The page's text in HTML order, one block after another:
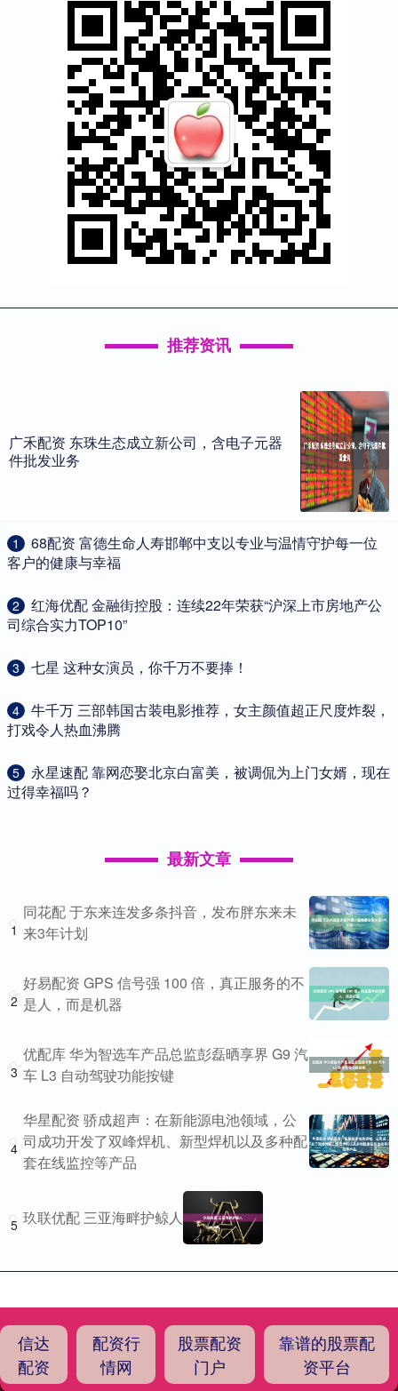
推荐资讯
广禾配资 东珠生态成立新公司，含电子元器
件批发业务
1
​68配资 富德生命人寿邯郸中支以专业与温情守护每一位
客户的健康与幸福
2
​红海优配 金融街控股：连续22年荣获“沪深上市房地产公
司综合实力TOP10”
3 ​七星 这种女演员，你千万不要捧！
4
​牛千万 三部韩国古装电影推荐，女主颜值超正尺度炸裂，
打戏令人热血沸腾
5
​永星速配 靠网恋娶北京白富美，被调侃为上门女婿，现在
过得幸福吗？
最新文章
1
同花配 于东来连发多条抖音，发布胖东来未
来3年计划
2
好易配资 GPS 信号强 100 倍，真正服务的不
是人，而是机器
3
优配库 华为智选车产品总监彭磊晒享界 G9 汽
车 L3 自动驾驶功能按键
4
华星配资 骄成超声：在新能源电池领域，公
司成功开发了双峰焊机、新型焊机以及多种配
套在线监控等产品
5 玖联优配 三亚海畔护鲸人
信达
配资
配资行
情网
股票配资
门户
靠谱的股票配
资平台